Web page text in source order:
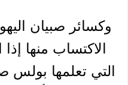
وكسائر صبيان
الاكتساب منها
التي تعلمها بولس